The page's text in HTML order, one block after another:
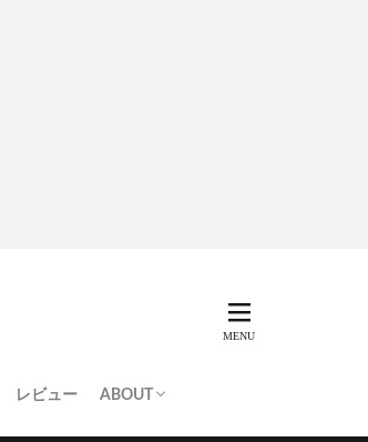
レビュー ABOUT